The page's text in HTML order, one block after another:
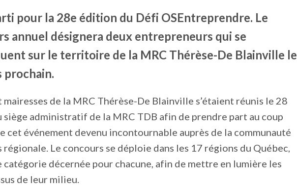
pour la 28e édition du Défi OSEntreprendre. Le
annuel désignera deux entrepreneurs qui se
sur le territoire de la MRC Thérèse-De Blainville le
prochain.
mairesses de la MRC Thérèse-De Blainville s’étaient réunis le 28
siège administratif de la MRC TDB afin de prendre part au coup
cet événement devenu incontournable auprès de la communauté
régionale. Le concours se déploie dans les 17 régions du Québec,
catégorie décernée pour chacune, afin de mettre en lumière les
de leur milieu.